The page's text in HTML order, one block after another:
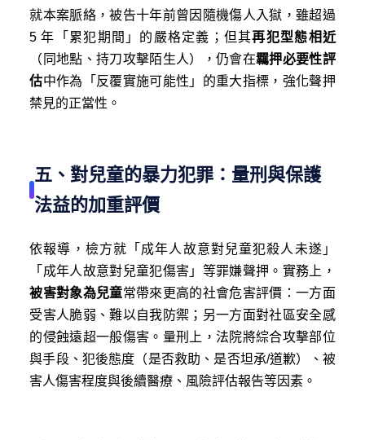
就本案脈絡，被告十年前曾因隨機傷人入獄，雖超過
5 年「累犯期間」的嚴格定義；但其再犯型態相近
（同地點、持刀攻擊陌生人），仍會在羈押必要性評
估中作為「反覆實施可能性」的重大指標，強化聲押
禁見的正當性。
五、對兒童的暴力犯罪：量刑與保護
法益的加重評價
依報導，檢方就「成年人故意對兒童犯殺人未遂」
「成年人故意對兒童犯傷害」等罪嫌聲押。實務上，
被害對象為兒童常帶來更高的社會危害評價：一方面
受害人脆弱、難以自我防禦；另一方面對社區安全感
的侵蝕遠超一般傷害。量刑上，法院將綜合攻擊部位
與手段、犯後態度（是否救助、是否坦承/道歉）、被
害人傷害程度與後續醫療、風險評估報告等因素。